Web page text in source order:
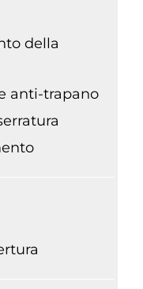
della
anti-trapano